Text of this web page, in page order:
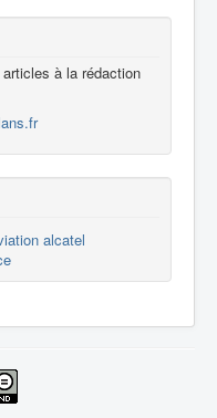
à la rédaction
alcatel